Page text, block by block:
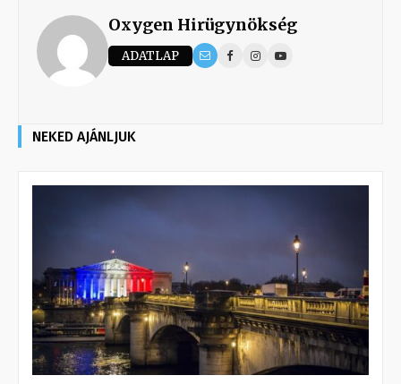
Oxygen Hirügynökség
ADATLAP
NEKED AJÁNLJUK